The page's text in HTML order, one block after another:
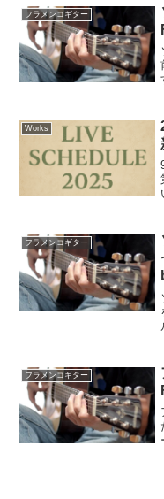
フラメンコギター
Works
フラメンコギター
フラメンコギター